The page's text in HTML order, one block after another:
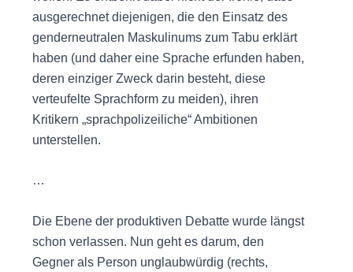
ausgerechnet diejenigen, die den Einsatz des
genderneutralen Maskulinums zum Tabu erklärt
haben (und daher eine Sprache erfunden haben,
deren einziger Zweck darin besteht, diese
verteufelte Sprachform zu meiden), ihren
Kritikern „sprachpolizeiliche“ Ambitionen
unterstellen.
…
Die Ebene der produktiven Debatte wurde längst
schon verlassen. Nun geht es darum, den
Gegner als Person unglaubwürdig (rechts,